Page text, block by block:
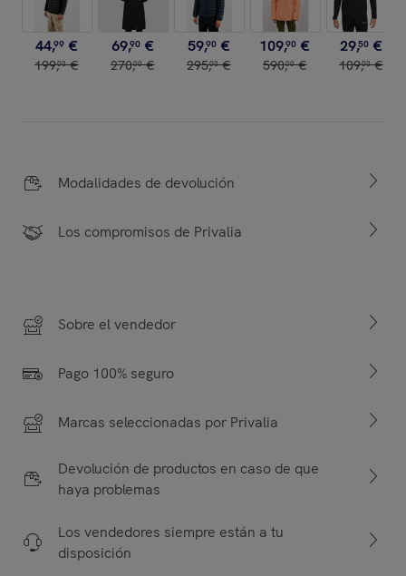
44,99 €
199,00 €
69,90 €
270,00 €
59,90 €
295,00 €
109,90 €
590,00 €
29,50 €
109,00 €
Modalidades de devolución
Los compromisos de Privalia
Sobre el vendedor
Pago 100% seguro
Marcas seleccionadas por Privalia
Devolución de productos en caso de que
haya problemas
Los vendedores siempre están a tu
disposición